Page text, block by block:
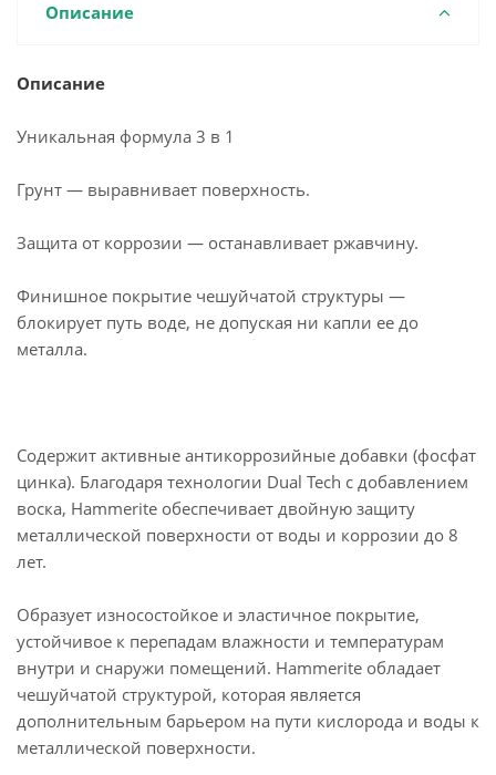
Описание
Описание
Уникальная формула 3 в 1
Грунт — выравнивает поверхность.
Защита от коррозии — останавливает ржавчину.
Финишное покрытие чешуйчатой структуры —
блокирует путь воде, не допуская ни капли ее до
металла.
Содержит активные антикоррозийные добавки (фосфат
цинка). Благодаря технологии Dual Tech c добавлением
воска, Hammerite обеспечивает двойную защиту
металлической поверхности от воды и коррозии до 8
лет.
Образует износостойкое и эластичное покрытие,
устойчивое к перепадам влажности и температурам
внутри и снаружи помещений. Hammerite обладает
чешуйчатой структурой, которая является
дополнительным барьером на пути кислорода и воды к
металлической поверхности.